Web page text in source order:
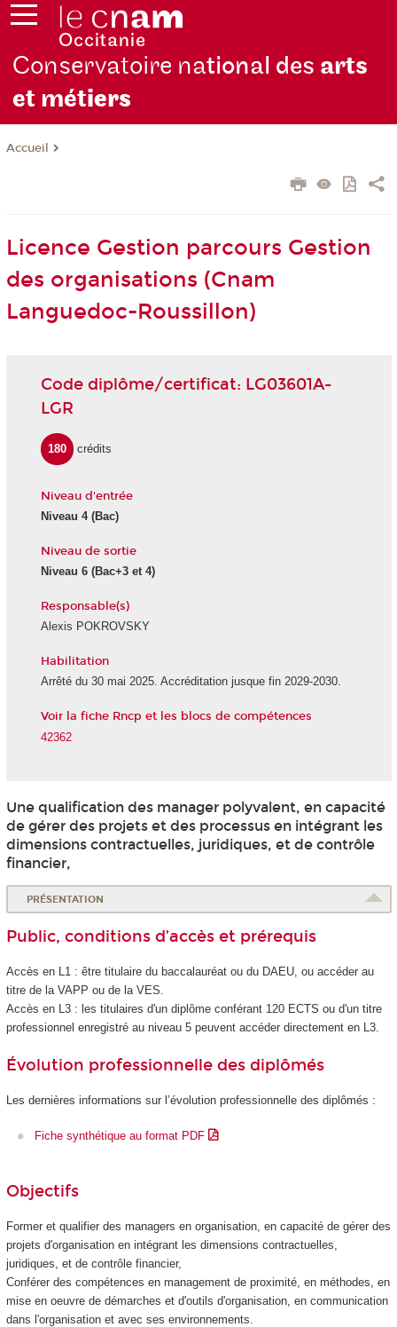
Conservatoire national des arts
et métiers
Accueil
Licence Gestion parcours Gestion
des organisations (Cnam
Languedoc-Roussillon)
Code diplôme/certificat: LG03601A-
LGR
180 crédits
Niveau d'entrée
Niveau 4(Bac)
Niveau de sortie
Niveau 6(Bac+3 et 4)
Responsable(s)
Alexis POKROVSKY
Habilitation
Arrêté du 30 mai 2025. Accréditation jusque fin 2029-2030.
Voir la fiche Rncp et les blocs de compétences
42362
Une qualification des manager polyvalent, en capacité
de gérer des projets et des processus en intégrant les
dimensions contractuelles, juridiques, et de contrôle
financier,
PRÉSENTATION
Public, conditions d’accès et prérequis
Accès en L1 : être titulaire du baccalauréat ou du DAEU, ou accéder au
titre de la VAPP ou de la VES
Accès en L3 : les titulaires d'un diplôme conférant 120 ECTS ou d'un titre
professionnel enregistré au niveau 5peuvent accéder directement en L3.
Évolution professionnelle des diplômés
Les dernières informations sur l’évolution professionnelle des diplômés :
Fiche synthétique au format PDF
Objectifs
Former et qualifier des managers en organisation, en capacité de gérer des
projets d'organisation en intégrant les dimensions contractuelles,
juridiques, et de contrôle financier,
Conférer des compétences en management de proximité, en méthodes, en
mise en oeuvre de démarches et d'outils d'organisation, en communication
dans l'organisation et avec ses environnements.